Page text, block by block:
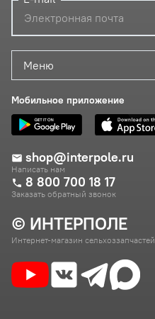
© ИНТЕРПОЛЕ
Интернет-магазин сельхоззапчастей
Меню
Мобильное приложение
shop@interpole.ru
Написать нам
8 800 700 18 17
Заказать обратный звонок